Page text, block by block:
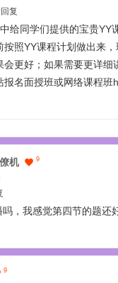
复
给同学们提供的宝贵YY
按照YY课程计划做出来
更好；如果需要更详细
报名面授班或网络课程班
机 9
，我感觉第四节的题还
9